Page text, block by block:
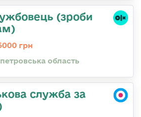
(зроби
грн
область
служба за